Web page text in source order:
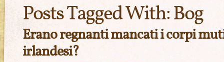
Posts Tagged With:Bog
Erano regnanti mancati i corpi
irlandesi?